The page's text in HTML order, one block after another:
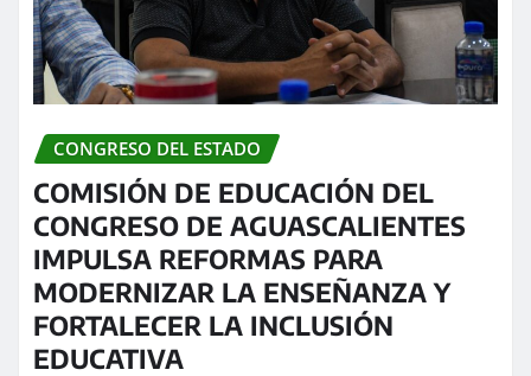
CONGRESO DEL ESTADO
COMISIÓN DE EDUCACIÓN DEL
CONGRESO DE AGUASCALIENTES
IMPULSA REFORMAS PARA
MODERNIZAR LA ENSEÑANZA Y
FORTALECER LA INCLUSIÓN
EDUCATIVA